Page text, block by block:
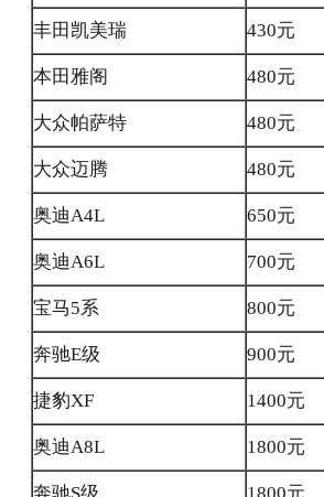
丰田凯美瑞 430元
本田雅阁 480元
大众帕萨特 480元
大众迈腾 480元
奥迪A4L 650元
奥迪A6L 700元
宝马5系 800元
奔驰E级 900元
捷豹XF 1400元
奥迪A8L 1800元